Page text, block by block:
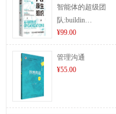
智能体的超级团
队:buildin…
¥99.00
管理沟通
¥55.00